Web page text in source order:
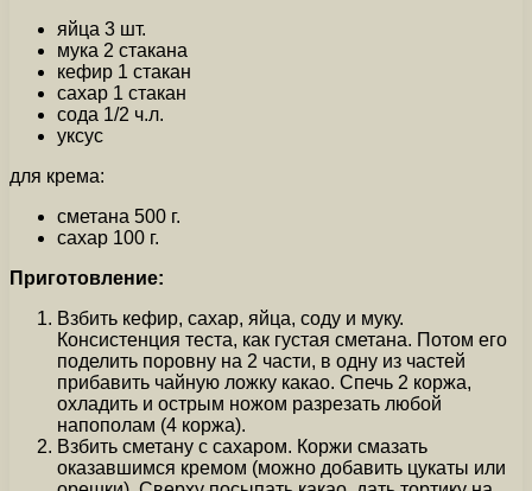
яйца 3 шт.
мука 2 стакана
кефир 1 стакан
сахар 1 стакан
сода 1/2 ч.л.
уксус
для крема:
сметана 500 г.
сахар 100 г.
Приготовление:
Взбить кефир, сахар, яйца, соду и муку.
Консистенция теста, как густая сметана. Потом его
поделить поровну на 2 части, в одну из частей
прибавить чайную ложку какао. Спечь 2 коржа,
охладить и острым ножом разрезать любой
напополам (4 коржа).
Взбить сметану с сахаром. Коржи смазать
оказавшимся кремом (можно добавить цукаты или